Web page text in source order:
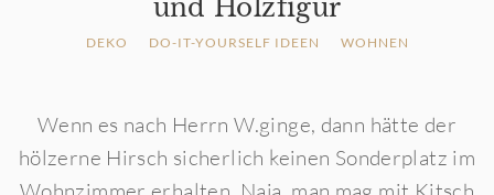
und Holzfigur
DEKO DO-IT-YOURSELF IDEEN WOHNEN
Wenn es nach Herrn W.ginge, dann hätte der
hölzerne Hirsch sicherlich keinen Sonderplatz im